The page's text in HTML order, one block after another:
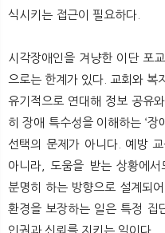
식시키는 접근이 필요하다.
시각장애인을 겨냥한 이단 포
으로는 한계가 있다. 교회와 복
유기적으로 연대해 정보 공유
히 장애 특수성을 이해하는 ‘장
선택의 문제가 아니다. 예방
아니라, 도움을 받는 상황에
분명히 하는 방향으로 설계되
환경을 보장하는 일은 특정 집
인권과 신뢰를 지키는 일이다.